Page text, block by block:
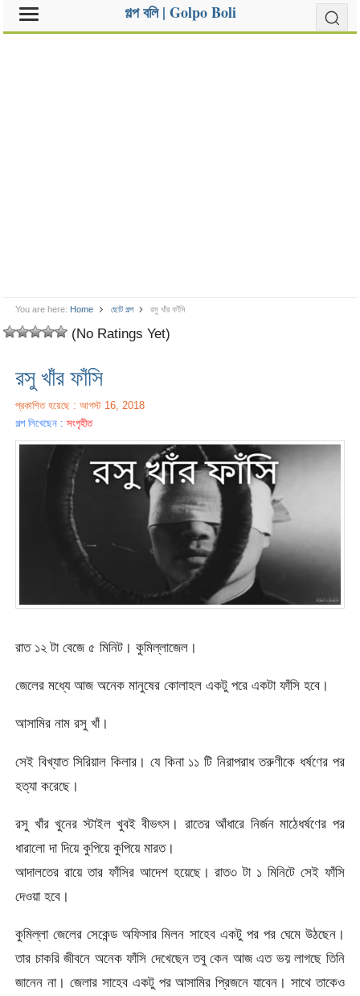
গল্প বলি | Golpo Boli
You are here: Home ছোট গল্প রসু খাঁর ফাঁসি
(No Ratings Yet)
রসু খাঁর ফাঁসি
প্রকাশিত হয়েছে : আগস্ট 16, 2018
গল্প লিখেছেন :সংগৃহীত
রাত ১২ টা বেজে ৫ মিনিট। কুমিল্লাজেল।
জেলের মধ্যে আজ অনেক মানুষের কোলাহল একটু পরে একটা ফাঁসি হবে।
আসামির নাম রসু খাঁ।
সেই বিখ্যাত সিরিয়াল কিলার। যে কিনা ১১ টি নিরাপরাধ তরুণীকে ধর্ষণের পর
হত্যা করেছে।
রসু খাঁর খুনের স্টাইল খুবই বীভৎস। রাতের আঁধারে নির্জন মাঠেধর্ষণের পর
ধারালো দা দিয়ে কুপিয়ে কুপিয়ে মারত।
আদালতের রায়ে তার ফাঁসির আদেশ হয়েছে। রাত৩ টা ১ মিনিটে সেই ফাঁসি
দেওয়া হবে।
কুমিল্লা জেলের সেকেন্ড অফিসার মিলন সাহেব একটু পর পর ঘেমে উঠছেন।
তার চাকরি জীবনে অনেক ফাঁসি দেখেছেন তবু কেন আজ এত ভয় লাগছে তিনি
জানেন না। জেলার সাহেব একটু পর আসামির প্রিজনে যাবেন। সাথে তাকেও